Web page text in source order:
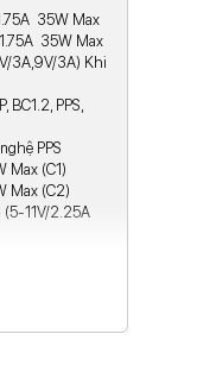
35W Max
35W Max
3A,9V/3A) Khi
BC1.2, PPS,
PPS
Max (C1)
Max (C2)
(5-11V/2.25A